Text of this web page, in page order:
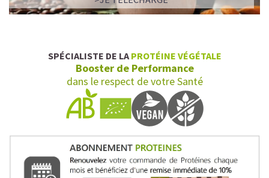
PERFORMANCE
Cacao pur, café expresso et lait végétal fusionnent dans
une boisson veloutée et énergisante.
Une vraie caresse chocolatée, riche en protéines, léger
pour ne jamais peser.
Pour les accros au chocolat qui veulent booster leurs
journées avec goût et équilibre.
Mocha Glacé Protéiné
🍵 MATCHA LATTE GLACÉ
SPÉCIALISTE DE LA PROTÉINE VÉGÉTALE
Booster de Performance
dans le respect de votre Santé